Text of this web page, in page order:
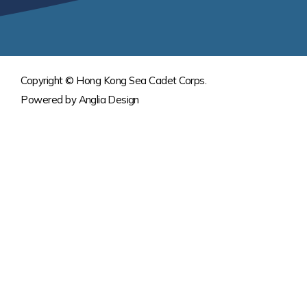
Copyright © Hong Kong Sea Cadet Corps.
Powered byAnglia Design